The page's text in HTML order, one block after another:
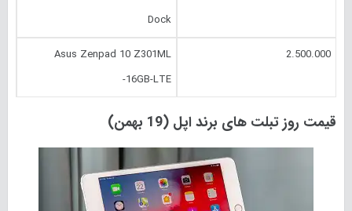
Dock
2.500.000
Asus Zenpad 10 Z301ML
-16GB-LTE
قیمت روز تبلت های برند اپل (19 بهمن)